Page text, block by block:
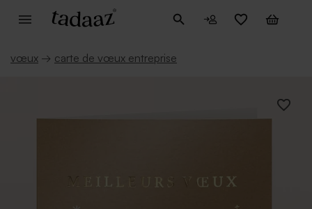
vœux → carte de vœux entreprise